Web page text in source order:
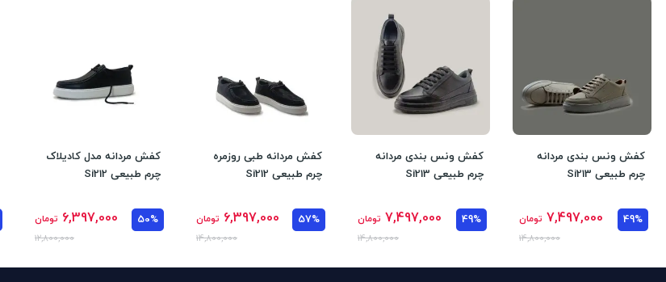
کفش ونس بندی مردانه
چرم طبیعی Si213
49%
7,497,000 تومان
14,800,000
کفش ونس بندی مردانه
چرم طبیعی Si213
49%
7,497,000 تومان
14,800,000
کفش مردانه طبی روزمره
چرم طبیعی Si212
57%
6,397,000 تومان
14,800,000
کفش مردانه مدل کادیلاک
چرم طبیعی Si212
50%
6,397,000 تومان
12,800,000